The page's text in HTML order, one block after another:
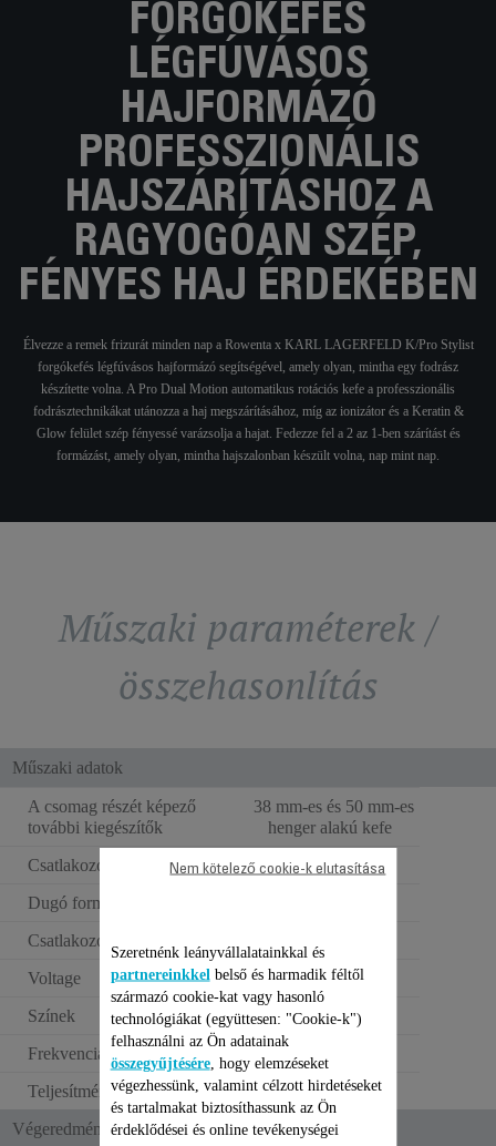
FORGÓKEFÉS
LÉGFÚVÁSOS
HAJFORMÁZÓ
PROFESSZIONÁLIS
HAJSZÁRÍTÁSHOZ A
RAGYOGÓAN SZÉP,
FÉNYES HAJ ÉRDEKÉBEN
Élvezze a remek frizurát minden nap a Rowenta x KARL LAGERFELD K/Pro Stylist
forgókefés légfúvásos hajformázó segítségével, amely olyan, mintha egy fodrász
készítette volna. A Pro Dual Motion automatikus rotációs kefe a professzionális
fodrásztechnikákat utánozza a haj megszárításához, míg az ionizátor és a Keratin &
Glow felület szép fényessé varázsolja a hajat. Fedezze fel a 2 az 1-ben szárítást és
formázást, amely olyan, mintha hajszalonban készült volna, nap mint nap.
Műszaki paraméterek /
összehasonlítás
Műszaki adatok
A csomag részét képező
további kiegészítők
38 mm-es és 50 mm-es
henger alakú kefe
Csatlakozó színe
Fekete
Dugó formája
Csatlakozóaljzat típusa
Voltage
220–240 V
Színek
Fekete és piros
Frekvencia
50–60 Hz
Teljesítmény
630-750 W
Végeredmény/ Használat
Szeretnénk leányvállalatainkkal és
partnereinkkel belső és harmadik féltől
származó cookie-kat vagy hasonló
technológiákat (együttesen: "Cookie-k")
felhasználni az Ön adatainak
összegyűjtésére, hogy elemzéseket
végezhessünk, valamint célzott hirdetéseket
és tartalmakat biztosíthassunk az Ön
érdeklődései és online tevékenységei
Nem kötelező cookie-k elutasítása